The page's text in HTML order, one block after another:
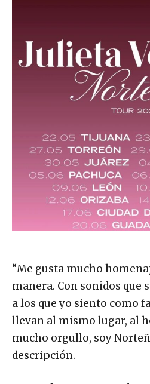
“Me gusta mucho
manera. Con sonidos que
a los que yo siento como
llevan al mismo lugar, al
mucho orgullo, soy
descripción.